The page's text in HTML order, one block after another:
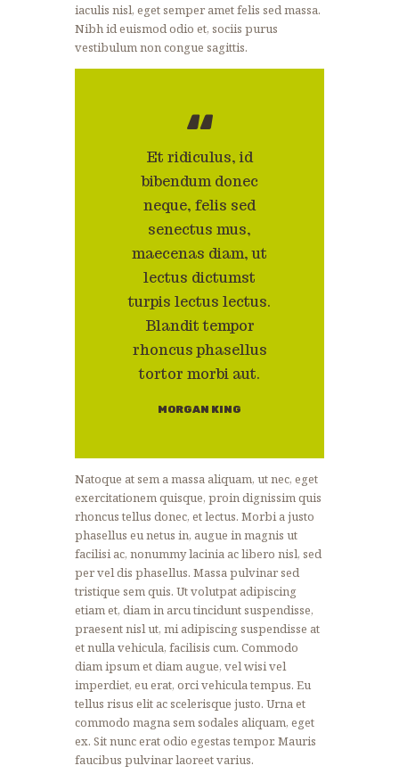
iaculis nisl, eget semper amet felis sed massa.
Nibh id euismod odio et, sociis purus
vestibulum non congue sagittis.
Et ridiculus, id
bibendum donec
neque, felis sed
senectus mus,
maecenas diam, ut
lectus dictumst
turpis lectus lectus.
Blandit tempor
rhoncus phasellus
tortor morbi aut.
MORGAN KING
Natoque at sem a massa aliquam, ut nec, eget
exercitationem quisque, proin dignissim quis
rhoncus tellus donec, et lectus. Morbi a justo
phasellus eu netus in, augue in magnis ut
facilisi ac, nonummy lacinia ac libero nisl, sed
per vel dis phasellus. Massa pulvinar sed
tristique sem quis. Ut volutpat adipiscing
etiam et, diam in arcu tincidunt suspendisse,
praesent nisl ut, mi adipiscing suspendisse at
et nulla vehicula, facilisis cum. Commodo
diam ipsum et diam augue, vel wisi vel
imperdiet, eu erat, orci vehicula tempus. Eu
tellus risus elit ac scelerisque justo. Urna et
commodo magna sem sodales aliquam, eget
ex. Sit nunc erat odio egestas tempor. Mauris
faucibus pulvinar laoreet varius.